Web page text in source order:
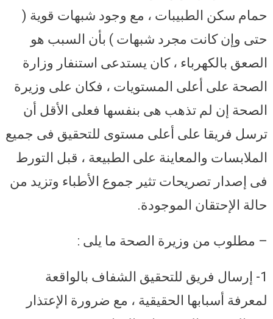
حمام سكن الطبيبات ، مع وجود شبهات قوية (
حتى وإن كانت مجرد شبهات ) بأن السبب هو
الصعق بالكهرباء ، كان يستدعى استنفار وزارة
الصحة على أعلى المستويات ، فكان على وزيرة
الصحة إن لم تذهب هى بنفسها فعلى الأقل أن
ترسل فريقا على أعلى مستوى للتحقيق فى جميع
الملابسات والمعاينة على الطبيعة ، قبل التورط
فى إصدار تصريحات تثير جموع الأطباء وتزيد من
حالة الإحتقان الموجودة.
– مطلوب من وزيرة الصحة ما يلى :
1- إرسال فريق للتحقيق الشفاف بالواقعة
لمعرفة أسبابها الحقيقية ، مع ضرورة الإعتذار